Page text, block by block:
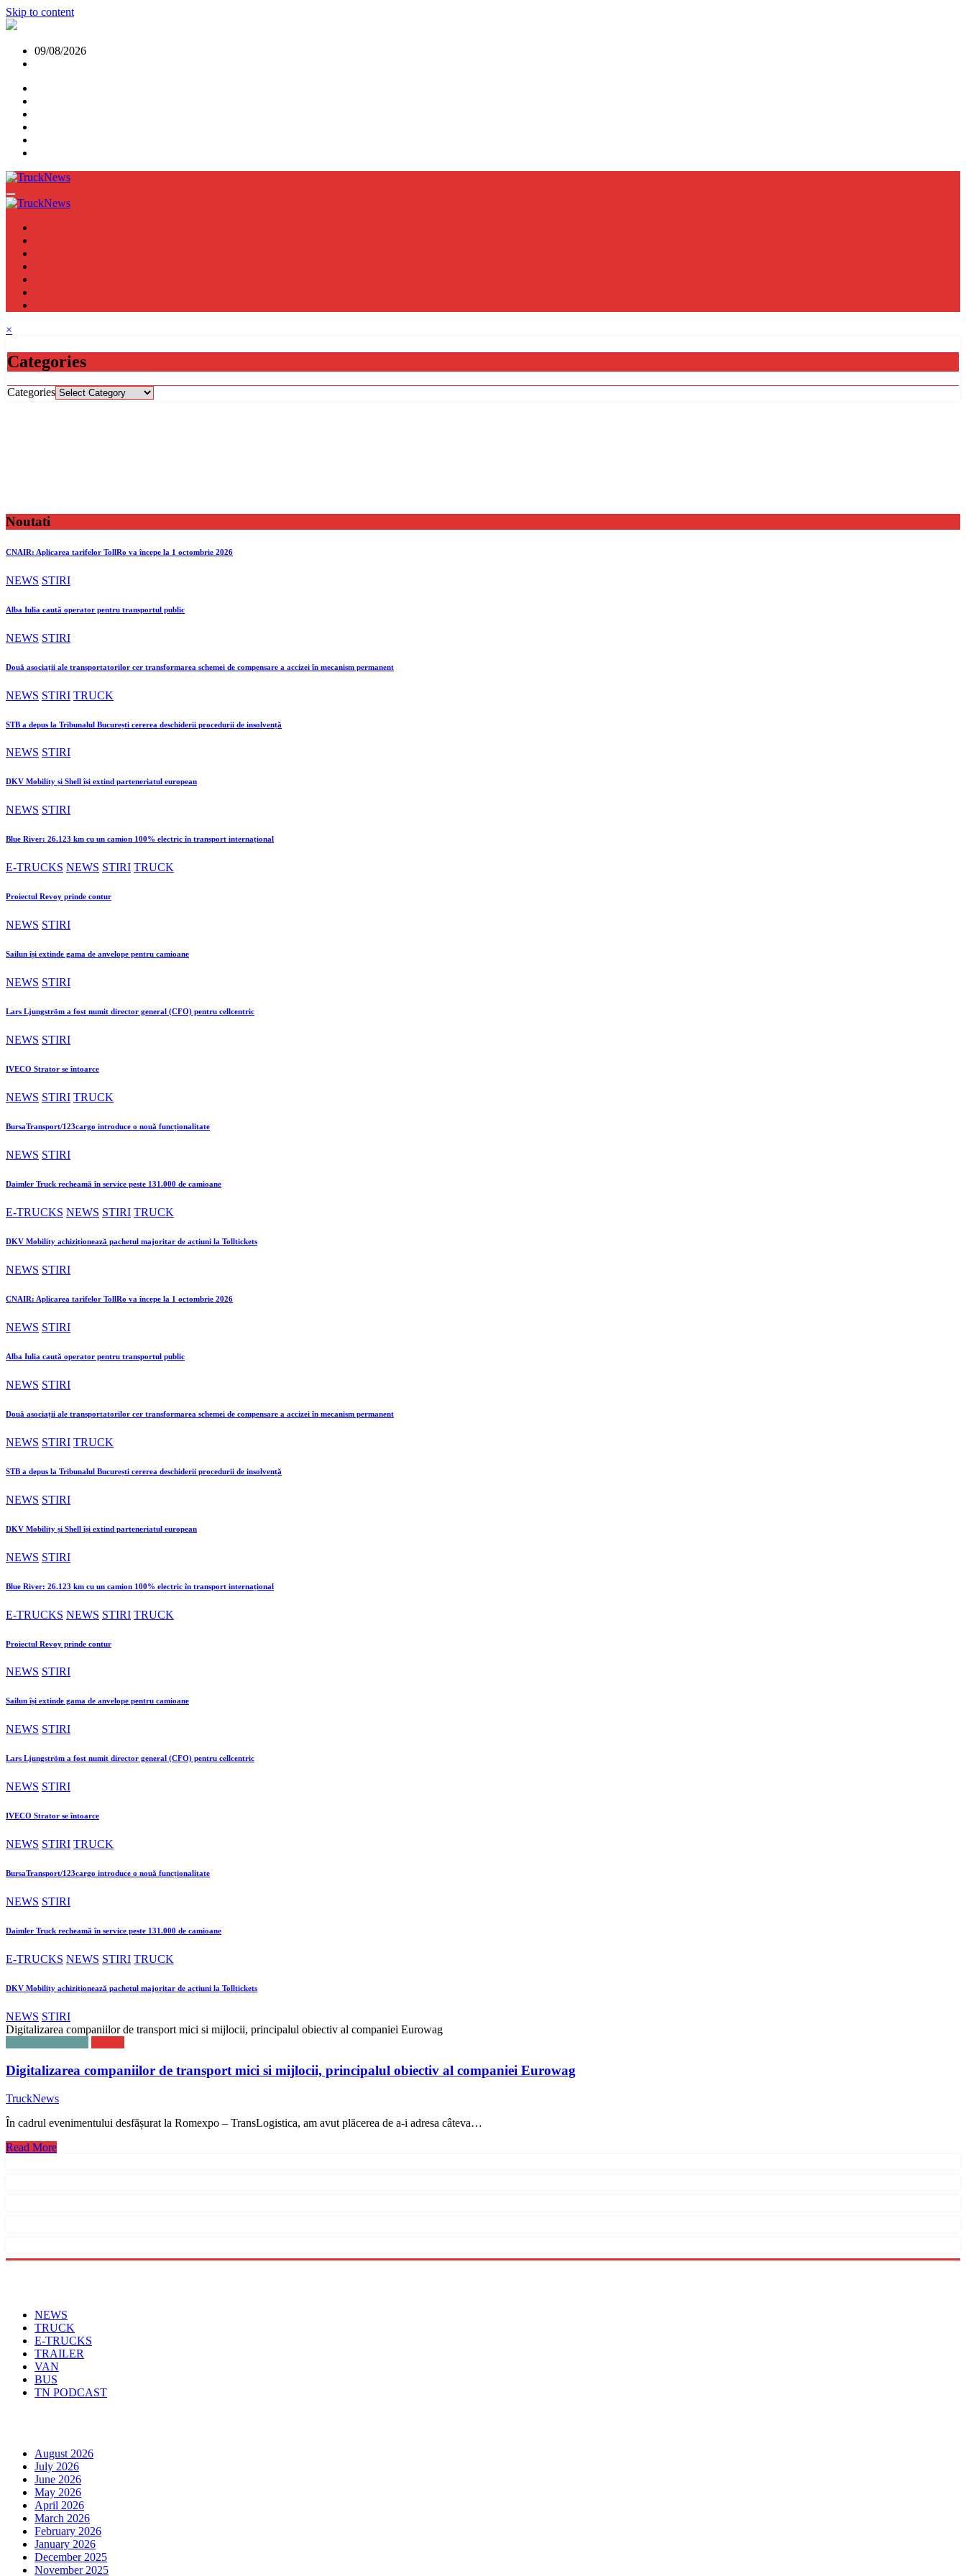
Skip to content
09/08/2026
×
Categories
Categories
Noutati
CNAIR: Aplicarea tarifelor TollRo va începe la 1 octombrie 2026
NEWS STIRI
Alba Iulia caută operator pentru transportul public
NEWS STIRI
Două asociații ale transportatorilor cer transformarea schemei de compensare a accizei în mecanism permanent
NEWS STIRI TRUCK
STB a depus la Tribunalul București cererea deschiderii procedurii de insolvență
NEWS STIRI
DKV Mobility și Shell își extind parteneriatul european
NEWS STIRI
Blue River: 26.123 km cu un camion 100% electric în transport internațional
E-TRUCKS NEWS STIRI TRUCK
Proiectul Revoy prinde contur
NEWS STIRI
Sailun își extinde gama de anvelope pentru camioane
NEWS STIRI
Lars Ljungström a fost numit director general (CFO) pentru cellcentric
NEWS STIRI
IVECO Strator se întoarce
NEWS STIRI TRUCK
BursaTransport/123cargo introduce o nouă funcționalitate
NEWS STIRI
Daimler Truck recheamă în service peste 131.000 de camioane
E-TRUCKS NEWS STIRI TRUCK
DKV Mobility achiziționează pachetul majoritar de acțiuni la Tolltickets
NEWS STIRI
CNAIR: Aplicarea tarifelor TollRo va începe la 1 octombrie 2026
NEWS STIRI
Alba Iulia caută operator pentru transportul public
NEWS STIRI
Două asociații ale transportatorilor cer transformarea schemei de compensare a accizei în mecanism permanent
NEWS STIRI TRUCK
STB a depus la Tribunalul București cererea deschiderii procedurii de insolvență
NEWS STIRI
DKV Mobility și Shell își extind parteneriatul european
NEWS STIRI
Blue River: 26.123 km cu un camion 100% electric în transport internațional
E-TRUCKS NEWS STIRI TRUCK
Proiectul Revoy prinde contur
NEWS STIRI
Sailun își extinde gama de anvelope pentru camioane
NEWS STIRI
Lars Ljungström a fost numit director general (CFO) pentru cellcentric
NEWS STIRI
IVECO Strator se întoarce
NEWS STIRI TRUCK
BursaTransport/123cargo introduce o nouă funcționalitate
NEWS STIRI
Daimler Truck recheamă în service peste 131.000 de camioane
E-TRUCKS NEWS STIRI TRUCK
DKV Mobility achiziționează pachetul majoritar de acțiuni la Tolltickets
NEWS STIRI
Digitalizarea companiilor de transport mici si mijlocii, principalul obiectiv al companiei Eurowag
Digitalizarea companiilor de transport mici si mijlocii, principalul obiectiv al companiei Eurowag
TruckNews
În cadrul evenimentului desfășurat la Romexpo – TransLogistica, am avut plăcerea de a-i adresa câteva…
Read More
NEWS
TRUCK
E-TRUCKS
TRAILER
VAN
BUS
TN PODCAST
August 2026
July 2026
June 2026
May 2026
April 2026
March 2026
February 2026
January 2026
December 2025
November 2025